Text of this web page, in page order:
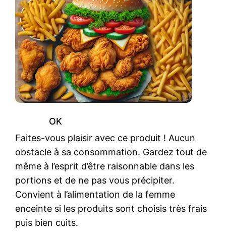
OK
Faites-vous plaisir avec ce produit ! Aucun
obstacle à sa consommation. Gardez tout de
même à l’esprit d’être raisonnable dans les
portions et de ne pas vous précipiter.
Convient à l’alimentation de la femme
enceinte si les produits sont choisis très frais
puis bien cuits.